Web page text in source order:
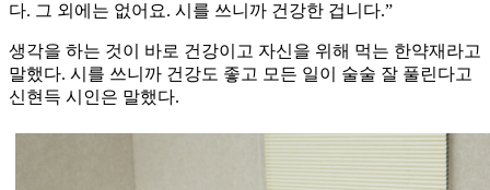
다. 그 외에는 없어요. 시를 쓰니까 건강한 겁니다.”
생각을 하는 것이 바로 건강이고 자신을 위해 먹는 한약재라고
말했다. 시를 쓰니까 건강도 좋고 모든 일이 술술 잘 풀린다고
신현득 시인은 말했다.